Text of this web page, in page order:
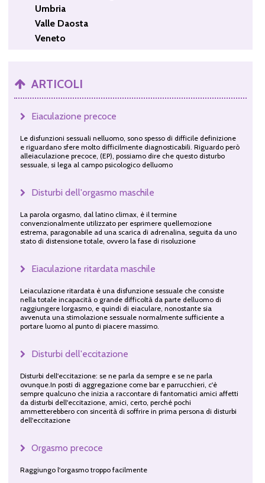
Umbria
Valle Daosta
Veneto
ARTICOLI
Eiaculazione precoce
Le disfunzioni sessuali nelluomo, sono spesso di difficile definizione
e riguardano sfere molto difficilmente diagnosticabili. Riguardo però
alleiaculazione precoce, (EP), possiamo dire che questo disturbo
sessuale, si lega al campo psicologico delluomo
Disturbi dell'orgasmo maschile
La parola orgasmo, dal latino climax, è il termine
convenzionalmente utilizzato per esprimere quellemozione
estrema, paragonabile ad una scarica di adrenalina, seguita da uno
stato di distensione totale, ovvero la fase di risoluzione
Eiaculazione ritardata maschile
Leiaculazione ritardata è una disfunzione sessuale che consiste
nella totale incapacità o grande difficoltà da parte delluomo di
raggiungere lorgasmo, e quindi di eiaculare, nonostante sia
avvenuta una stimolazione sessuale normalmente sufficiente a
portare luomo al punto di piacere massimo.
Disturbi dell'eccitazione
Disturbi dell'eccitazione: se ne parla da sempre e se ne parla
ovunque.In posti di aggregazione come bar e parrucchieri, c'è
sempre qualcuno che inizia a raccontare di fantomatici amici affetti
da disturbi dell'eccitazione, amici, certo, perché pochi
ammetterebbero con sincerità di soffrire in prima persona di disturbi
dell'eccitazione
Orgasmo precoce
Raggiungo l'orgasmo troppo facilmente